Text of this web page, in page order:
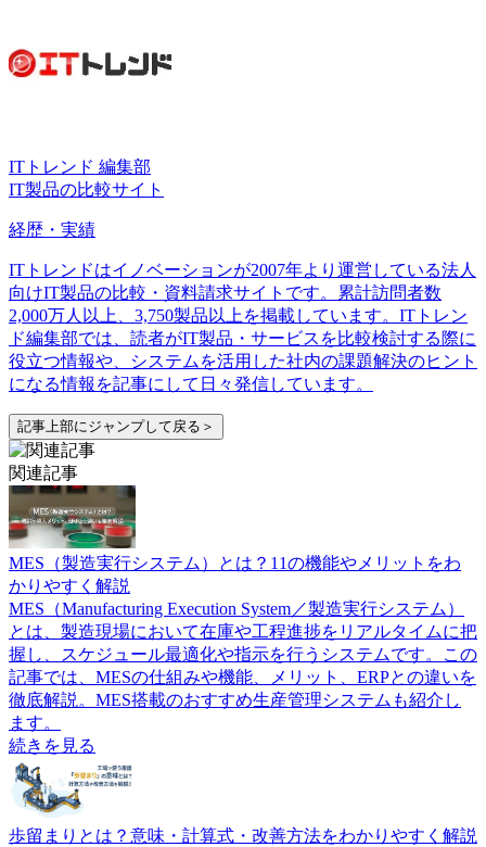
ITトレンド 編集部
IT製品の比較サイト
経歴・実績
ITトレンドはイノベーションが2007年より運営している法人
向けIT製品の比較・資料請求サイトです。累計訪問者数
2,000万人以上、3,750製品以上を掲載しています。ITトレン
ド編集部では、読者がIT製品・サービスを比較検討する際に
役立つ情報や、システムを活用した社内の課題解決のヒント
になる情報を記事にして日々発信しています。
記事上部にジャンプして戻る＞
関連記事
MES（製造実行システム）とは？11の機能やメリットをわ
かりやすく解説
MES（Manufacturing Execution System／製造実行システム）
とは、製造現場において在庫や工程進捗をリアルタイムに把
握し、スケジュール最適化や指示を行うシステムです。この
記事では、MESの仕組みや機能、メリット、ERPとの違いを
徹底解説。MES搭載のおすすめ生産管理システムも紹介し
ます。
続きを見る
歩留まりとは？意味・計算式・改善方法をわかりやすく解説